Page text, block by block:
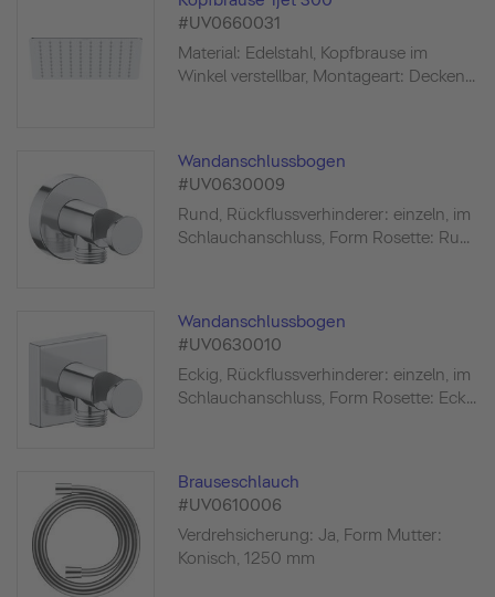
#UV0660031
Material: Edelstahl, Kopfbrause im
Winkel verstellbar, Montageart: Decken...
Wandanschlussbogen
#UV0630009
Rund, Rückflussverhinderer: einzeln, im
Schlauchanschluss, Form Rosette: Ru...
Wandanschlussbogen
#UV0630010
Eckig, Rückflussverhinderer: einzeln, im
Schlauchanschluss, Form Rosette: Eck...
Brauseschlauch
#UV0610006
Verdrehsicherung: Ja, Form Mutter:
Konisch, 1250 mm